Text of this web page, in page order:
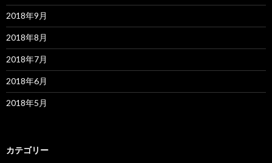
2018年9月
2018年8月
2018年7月
2018年6月
2018年5月
カテゴリー